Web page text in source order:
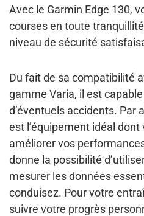
Avec le Garmin Edge 130,
courses en toute
niveau de sécurité
Du fait de sa compatibilité
gamme Varia, il est
d’éventuels accidents. Par
est l’équipement idéal
améliorer vos
donne la possibilité
mesurer les données
conduisez. Pour votre
suivre votre progrès